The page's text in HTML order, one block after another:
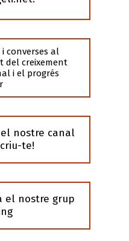
i converses al
del creixement
i el progrés
nostre canal
te!
el nostre grup